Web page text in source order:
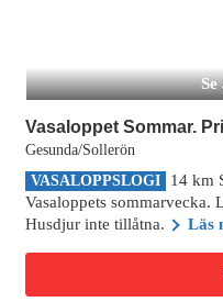
Vasaloppet Sommar.
Gesunda/Sollerön
VASALOPPSLOGI
14 km
Vasaloppets sommarvecka.
Husdjur inte tillåtna.
Läs